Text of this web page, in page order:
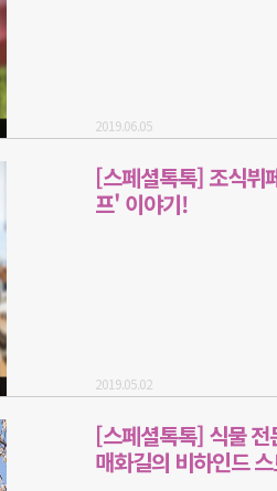
2019.06.05
[스페셜톡톡] 조식뷔
프' 이야기!
2019.05.02
[스페셜톡톡] 식물
매화길의 비하인드